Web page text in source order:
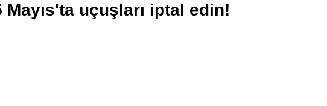
uçuşları iptal edin!